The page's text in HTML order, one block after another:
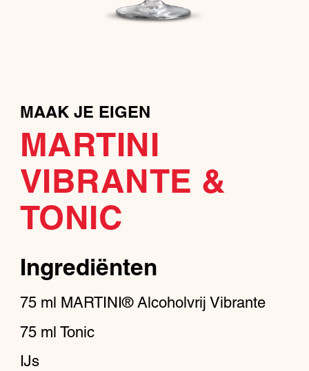
MAAK JE EIGEN
MARTINI
VIBRANTE &
TONIC
Ingrediënten
75 ml MARTINI® Alcoholvrij Vibrante
75 ml Tonic
IJs